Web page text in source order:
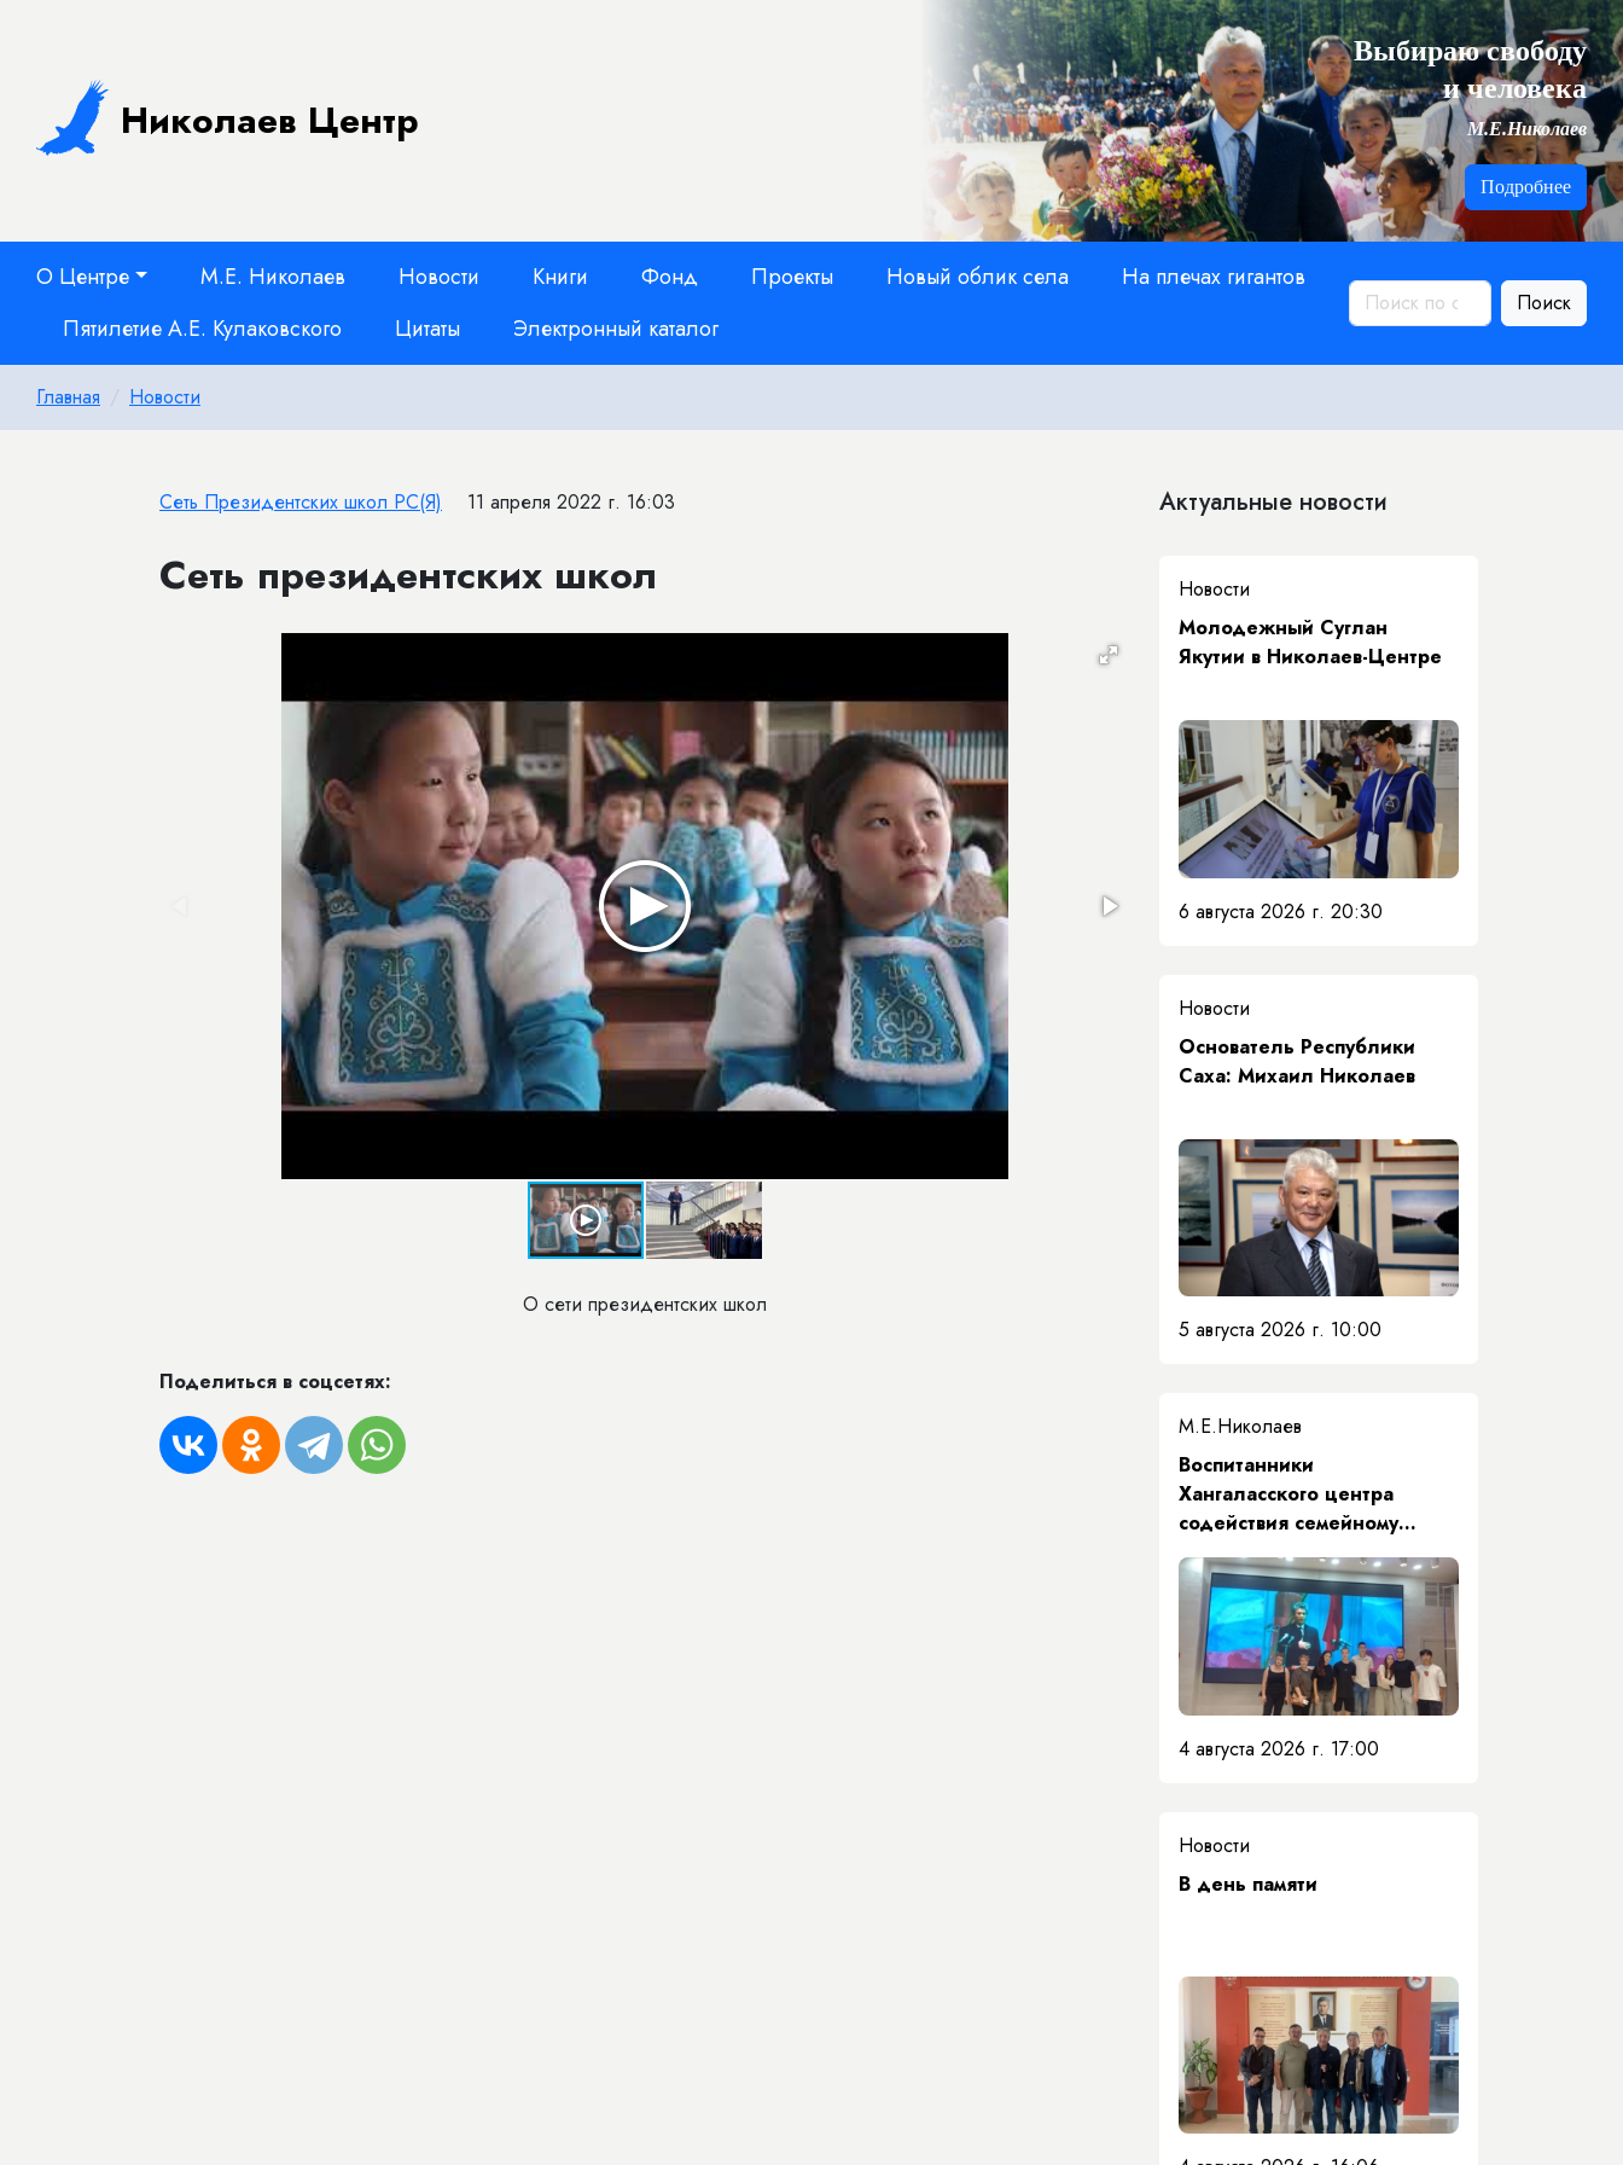
Николаев Центр
Выбираю свободу
и человека
М.Е.Николаев
Подробнее
О Центре М.Е. Николаев Новости Книги Фонд Проекты Новый облик села
На плечах гигантов
Пятилетие А.Е. Кулаковского
Цитаты Электронный каталог
Поиск
Главная Новости
Сеть Президентских школ РС(Я) 11 апреля 2022 г. 16:03
Сеть президентских школ
О сети президентских школ
Поделиться в соцсетях:
Актуальные новости
Новости
Молодежный Суглан
Якутии в Николаев-Центре
6 августа 2026 г. 20:30
Новости
Основатель Республики
Саха: Михаил Николаев
5 августа 2026 г. 10:00
М.Е.Николаев
​Воспитанники
Хангаласского центра
содействия семейному
воспитанию почтили память
Первого Президента Якутии
4 августа 2026 г. 17:00
Новости
​В день памяти